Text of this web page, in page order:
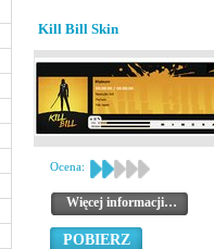
Kill Bill Skin
Ocena:
Więcej informacji…
POBIERZ